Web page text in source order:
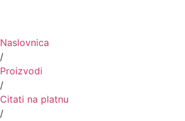
Naslovnica
/
Proizvodi
/
Citati na platnu
/